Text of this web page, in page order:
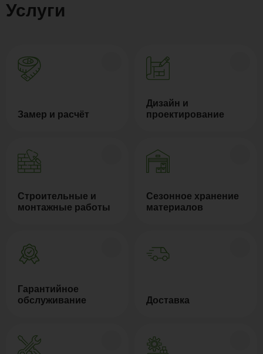
Услуги
Замер и расчёт
Дизайн и
проектирование
Строительные и
монтажные работы
Сезонное хранение
материалов
Гарантийное
обслуживание
Доставка